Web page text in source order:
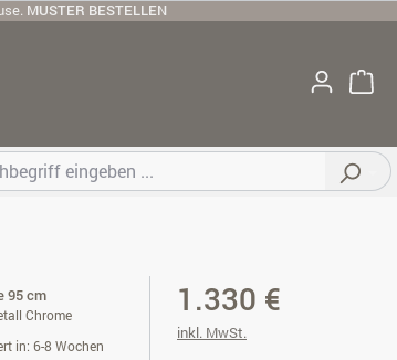
MUSTER BESTELLEN
95 cm
Chrome
in: 6-8 Wochen
1.330 €
inkl. MwSt.